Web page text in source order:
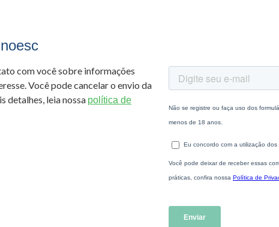
com você sobre informações
Você pode cancelar o envio da
detalhes, leia nossa política de